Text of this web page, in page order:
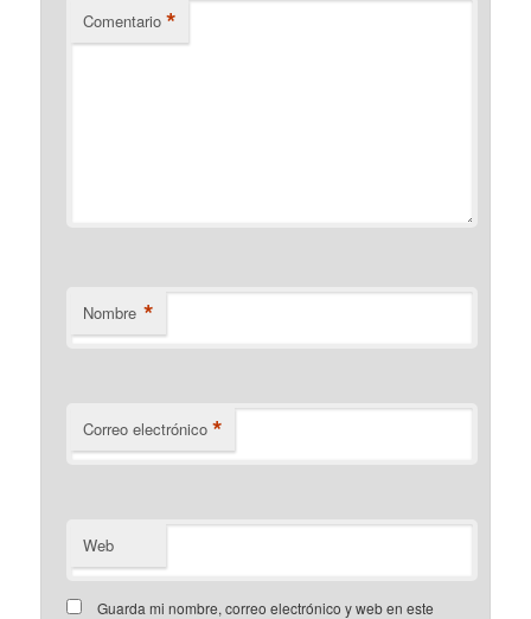
Comentario *
Nombre *
Correo electrónico *
Web
Guarda mi nombre, correo electrónico y web en este